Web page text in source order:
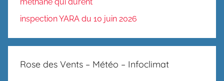
inspection YARA du 10 juin 2026
Rose des Vents – Météo – Infoclimat